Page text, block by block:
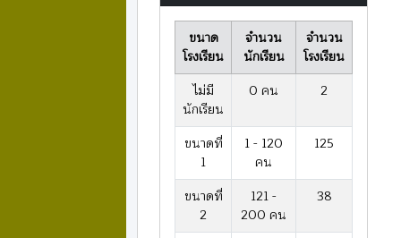
ขนาด
โรงเรียน
จำนวน
นักเรียน
จำนวน
โรงเรียน
ไม่มี
นักเรียน
0 คน 2
ขนาดที่
1
1 - 120
คน
125
ขนาดที่
2
121 -
200 คน
38